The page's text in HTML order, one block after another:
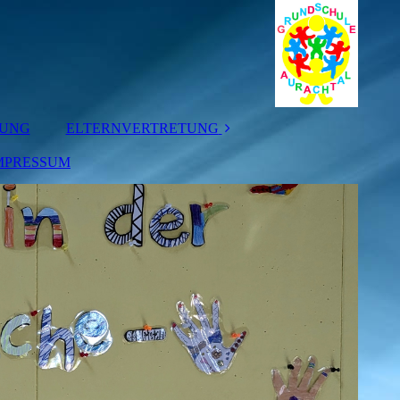
ELTERNVERTRETUNG
KLASSENELTERN
-SPRECHER